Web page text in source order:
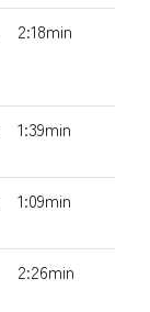
2:18min
1:39min
1:09min
2:26min